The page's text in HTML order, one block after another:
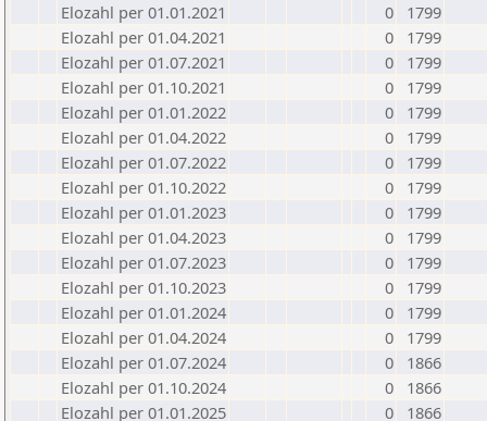
Elozahl per 01.01.2021
0
1799
Elozahl per 01.04.2021
0
1799
Elozahl per 01.07.2021
0
1799
Elozahl per 01.10.2021
0
1799
Elozahl per 01.01.2022
0
1799
Elozahl per 01.04.2022
0
1799
Elozahl per 01.07.2022
0
1799
Elozahl per 01.10.2022
0
1799
Elozahl per 01.01.2023
0
1799
Elozahl per 01.04.2023
0
1799
Elozahl per 01.07.2023
0
1799
Elozahl per 01.10.2023
0
1799
Elozahl per 01.01.2024
0
1799
Elozahl per 01.04.2024
0
1799
Elozahl per 01.07.2024
0
1866
Elozahl per 01.10.2024
0
1866
Elozahl per 01.01.2025
0
1866